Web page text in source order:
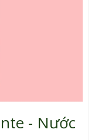
- Nước